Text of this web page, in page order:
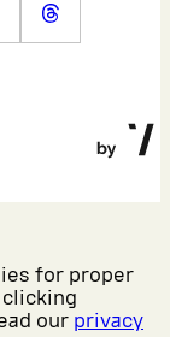
for proper
our privacy